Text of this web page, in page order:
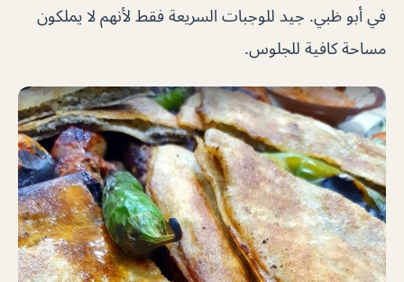
في أبو ظبي. جيد للوجبات السريعة فقط لأنهم لا يملكون
مساحة كافية للجلوس.